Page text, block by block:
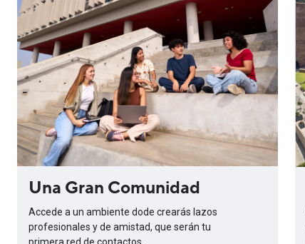
Una Gran Comunidad
Accede a un ambiente dode crearás lazos
profesionales y de amistad, que serán tu